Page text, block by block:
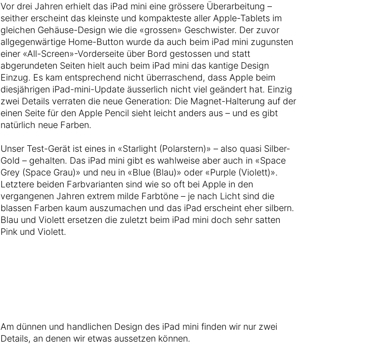
Vor drei Jahren erhielt das iPad mini eine grössere Überarbeitung –
seither erscheint das kleinste und kompakteste aller Apple-Tablets im
gleichen Gehäuse-Design wie die «grossen» Geschwister. Der zuvor
allgegenwärtige Home-Button wurde da auch beim iPad mini zugunsten
einer «All-Screen»-Vorderseite über Bord gestossen und statt
abgerundeten Seiten hielt auch beim iPad mini das kantige Design
Einzug. Es kam entsprechend nicht überraschend, dass Apple beim
diesjährigen iPad-mini-Update äusserlich nicht viel geändert hat. Einzig
zwei Details verraten die neue Generation: Die Magnet-Halterung auf der
einen Seite für den Apple Pencil sieht leicht anders aus – und es gibt
natürlich neue Farben.
Unser Test-Gerät ist eines in «Starlight (Polarstern)» – also quasi Silber-
Gold – gehalten. Das iPad mini gibt es wahlweise aber auch in «Space
Grey (Space Grau)» und neu in «Blue (Blau)» oder «Purple (Violett)».
Letztere beiden Farbvarianten sind wie so oft bei Apple in den
vergangenen Jahren extrem milde Farbtöne – je nach Licht sind die
blassen Farben kaum auszumachen und das iPad erscheint eher silbern.
Blau und Violett ersetzen die zuletzt beim iPad mini doch sehr satten
Pink und Violett.
Am dünnen und handlichen Design des iPad mini finden wir nur zwei
Details, an denen wir etwas aussetzen können.